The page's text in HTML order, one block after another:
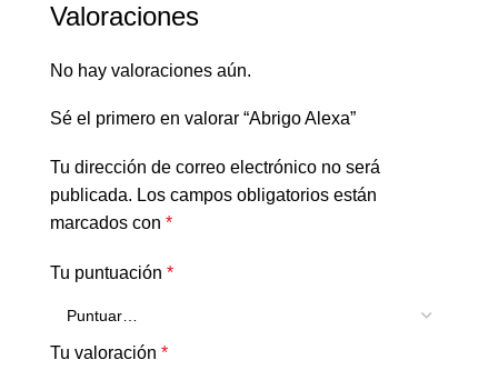
Valoraciones
No hay valoraciones aún.
Sé el primero en valorar “Abrigo Alexa”
Tu dirección de correo electrónico no será
publicada. Los campos obligatorios están
marcados con *
Tu puntuación *
Tu valoración *